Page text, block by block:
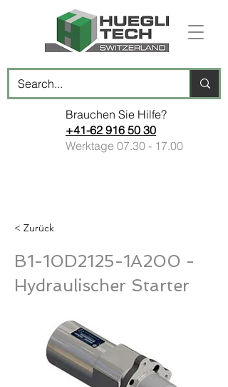
Brauchen Sie Hilfe?
+41-62 916 50 30
Werktage 07.30 - 17.00
< Zurück
B1-10D2125-1A200 -
Hydraulischer Starter